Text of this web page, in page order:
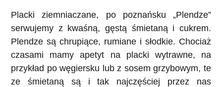
Placki ziemniaczane, po poznańsku „Plendze”
serwujemy z kwaśną, gęstą śmietaną i cukrem.
Plendze są chrupiące, rumiane i słodkie. Chociaż
czasami mamy apetyt na placki wytrawne, na
przykład po węgiersku lub z sosem grzybowym, te
ze śmietaną są i tak najczęściej przez nas